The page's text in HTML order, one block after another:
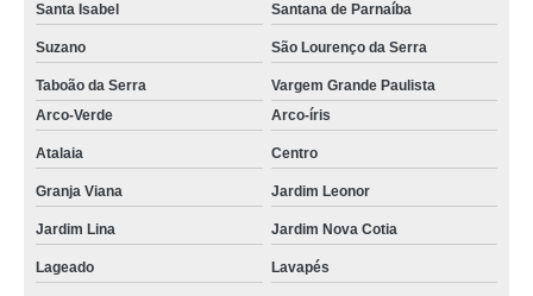
Santa Isabel Santana de Parnaíba
Suzano São Lourenço da Serra
Taboão da Serra
Vargem Grande Paulista
Arco-Verde
Arco-íris
Atalaia Centro
Granja Viana Jardim Leonor
Jardim Lina Jardim Nova Cotia
Lageado Lavapés